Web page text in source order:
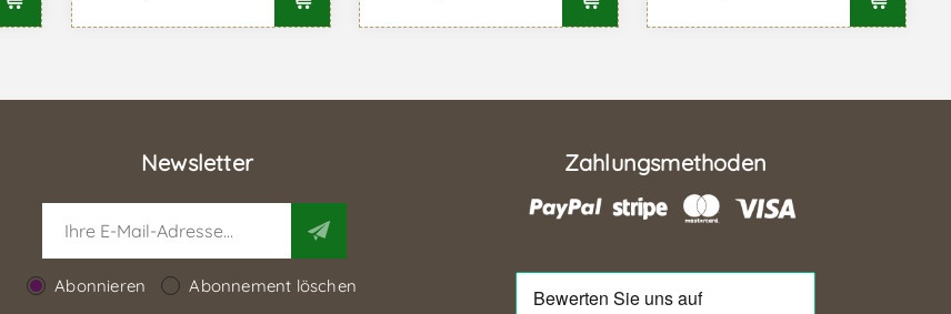
Newsletter
Abonnieren Abonnement löschen
Zahlungsmethoden